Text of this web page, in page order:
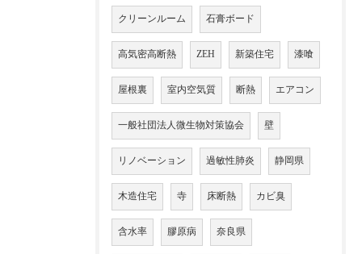
クリーンルーム 石膏ボード
高気密高断熱 ZEH 新築住宅 漆喰
屋根裏 室内空気質 断熱 エアコン
一般社団法人微生物対策協会 壁
リノベーション 過敏性肺炎 静岡県
木造住宅 寺 床断熱 カビ臭
含水率 膠原病 奈良県